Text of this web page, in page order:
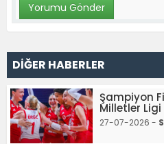
DİĞER HABERLER
Şampiyon
Milletler Ligi
27-07-2026 -